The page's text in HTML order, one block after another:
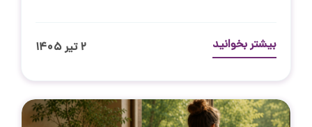
بیشتر بخوانید ۲ تیر ۱۴۰۵